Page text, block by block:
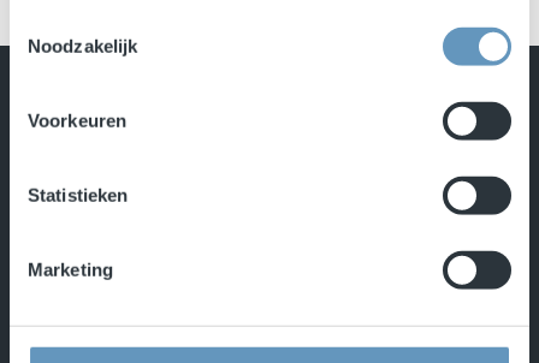
Noodzakelijk
Voorkeuren
Statistieken
Marketing
Onze missie
Wie zijn wij
Over ons